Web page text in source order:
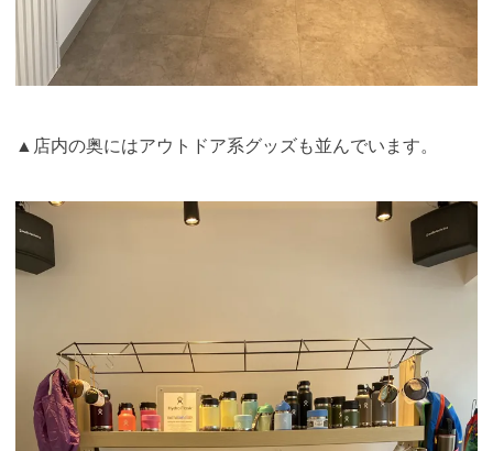
▲店内の奥にはアウトドア系グッズも並んでいます。